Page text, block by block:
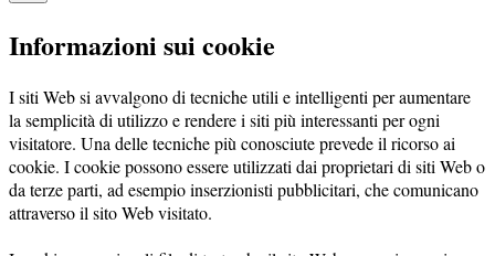
Informazioni sui cookie
I siti Web si avvalgono di tecniche utili e intelligenti per aumentare
la semplicità di utilizzo e rendere i siti più interessanti per ogni
visitatore. Una delle tecniche più conosciute prevede il ricorso ai
cookie. I cookie possono essere utilizzati dai proprietari di siti Web o
da terze parti, ad esempio inserzionisti pubblicitari, che comunicano
attraverso il sito Web visitato.